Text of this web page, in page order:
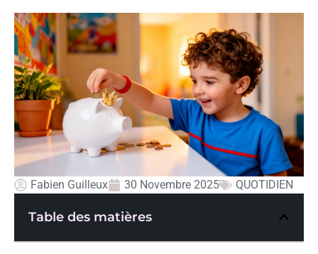
Fabien Guilleux 30 Novembre 2025 QUOTIDIEN
Table des matières